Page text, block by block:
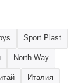
Sport Plast
North Way
Италия